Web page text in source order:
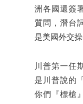
洲各國還簽
質問，潛台
是美國外交操
川普第一任
是川普說的
你們『標槍